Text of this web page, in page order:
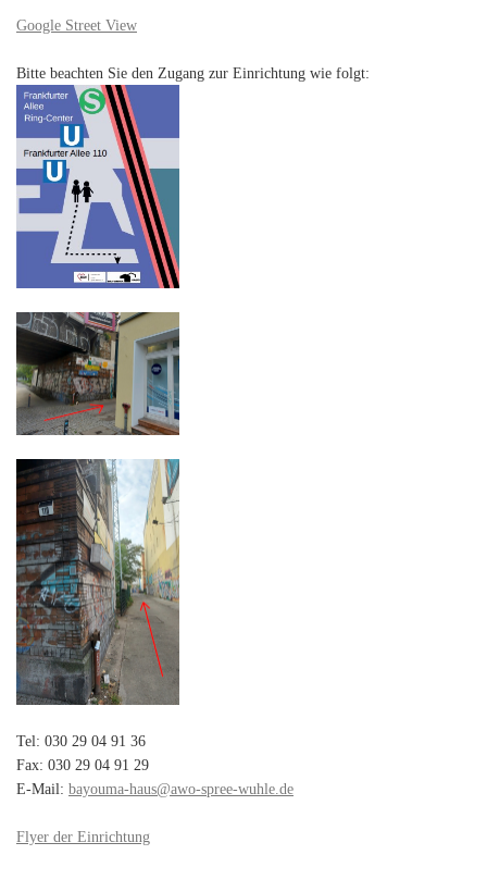
Google Street View
Bitte beachten Sie den Zugang zur Einrichtung wie folgt:
Tel: 030 29 04 91 36
Fax: 030 29 04 91 29
E-Mail: bayouma-haus@awo-spree-wuhle.de
Flyer der Einrichtung